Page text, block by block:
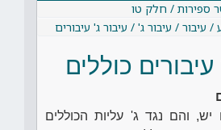
ספירות / חלק טו
עיבור / עיבור ג' / עיבור ג' עיבורים
כוללים
יש, והם נגד ג' עליות הכוללים